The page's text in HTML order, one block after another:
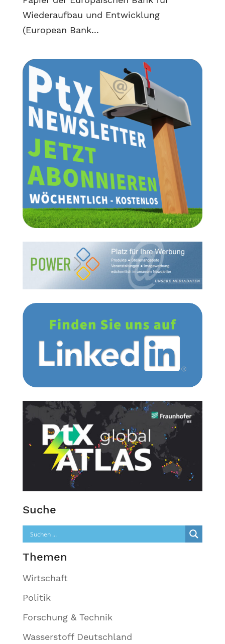
Wiederaufbau und Entwicklung
(European Bank...
Suche
Themen
Wirtschaft
Politik
Forschung & Technik
Wasserstoff Deutschland